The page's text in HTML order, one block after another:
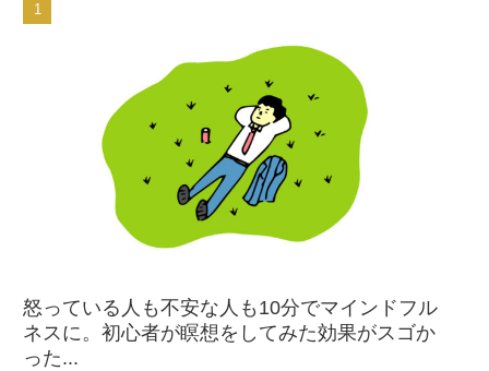
怒っている人も不安な人も10分でマインドフル
ネスに。初心者が瞑想をしてみた効果がスゴか
った...